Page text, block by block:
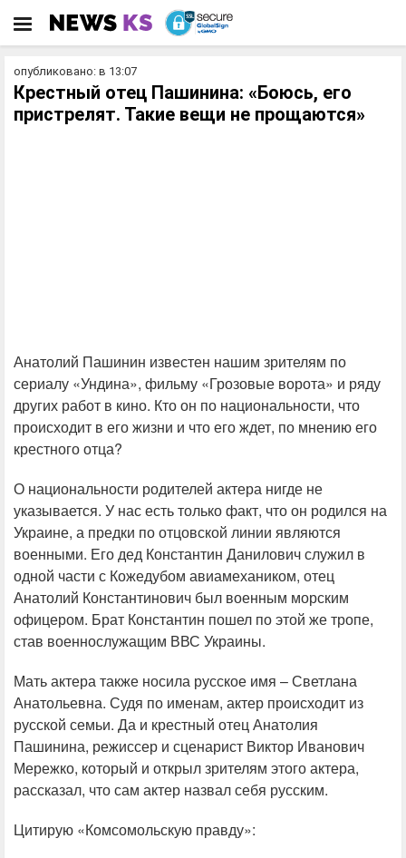
опубликовано: в 13:07
Крестный отец Пашинина: «Боюсь, его
пристрелят. Такие вещи не прощаются»
Анатолий Пашинин известен нашим зрителям по
сериалу «Ундина», фильму «Грозовые ворота» и ряду
других работ в кино. Кто он по национальности, что
происходит в его жизни и что его ждет, по мнению его
крестного отца?
О национальности родителей актера нигде не
указывается. У нас есть только факт, что он родился на
Украине, а предки по отцовской линии являются
военными. Его дед Константин Данилович служил в
одной части с Кожедубом авиамехаником, отец
Анатолий Константинович был военным морским
офицером. Брат Константин пошел по этой же тропе,
став военнослужащим ВВС Украины.
Мать актера также носила русское имя – Светлана
Анатольевна. Судя по именам, актер происходит из
русской семьи. Да и крестный отец Анатолия
Пашинина, режиссер и сценарист Виктор Иванович
Мережко, который и открыл зрителям этого актера,
рассказал, что сам актер назвал себя русским.
Цитирую «Комсомольскую правду»: